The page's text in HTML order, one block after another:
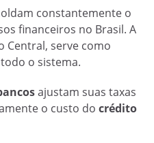
constantemente o
financeiros no Brasil. A
Central, serve como
o sistema.
ajustam suas taxas
o custo docrédito